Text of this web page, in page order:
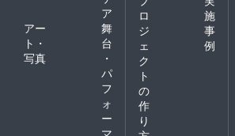
ア
アー
ト・
写真
舞
台
・
パ
フ
ォ
ー
ロ
ジ
ェ
ク
ト
の
作
り
施
事
例